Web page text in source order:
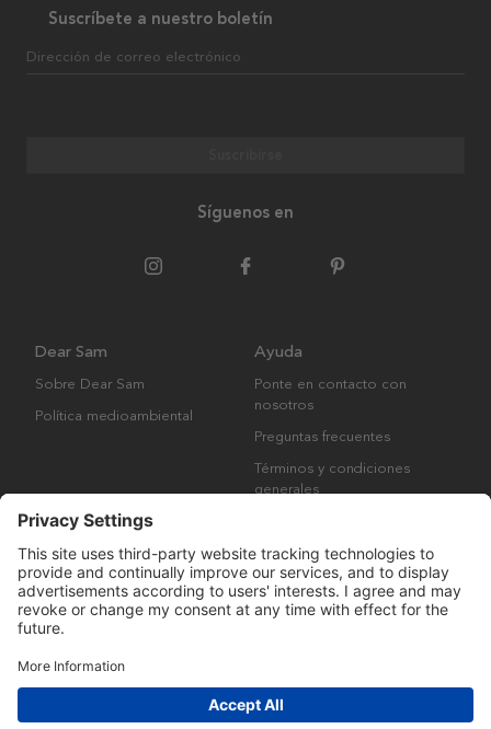
Suscríbete a nuestro boletín
Dirección de correo electrónico
Síguenos en
Dear Sam
Sobre Dear Sam
Política medioambiental
Ayuda
Ponte en contacto con
nosotros
Preguntas frecuentes
Términos y condiciones
generales
Derechos de autor © Many Brands AB 2023. Todos los derechos